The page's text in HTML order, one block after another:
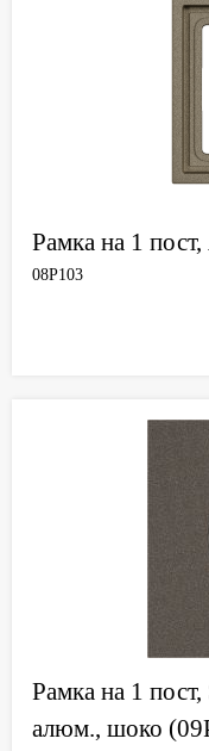
Рамка на 1
08P103
Рамка на 1
алюм., шоко